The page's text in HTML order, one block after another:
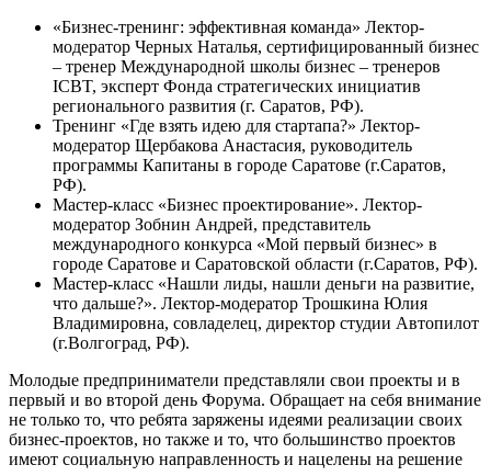
«Бизнес-тренинг: эффективная команда» Лектор-
модератор Черных Наталья, сертифицированный бизнес
– тренер Международной школы бизнес – тренеров
ICBT, эксперт Фонда стратегических инициатив
регионального развития (г. Саратов, РФ).
Тренинг «Где взять идею для стартапа?» Лектор-
модератор Щербакова Анастасия, руководитель
программы Капитаны в городе Саратове (г.Саратов,
РФ).
Мастер-класс «Бизнес проектирование». Лектор-
модератор Зобнин Андрей, представитель
международного конкурса «Мой первый бизнес» в
городе Саратове и Саратовской области (г.Саратов, РФ).
Мастер-класс «Нашли лиды, нашли деньги на развитие,
что дальше?». Лектор-модератор Трошкина Юлия
Владимировна, совладелец, директор студии Автопилот
(г.Волгоград, РФ).
Молодые предприниматели представляли свои проекты и в
первый и во второй день Форума. Обращает на себя внимание
не только то, что ребята заряжены идеями реализации своих
бизнес-проектов, но также и то, что большинство проектов
имеют социальную направленность и нацелены на решение